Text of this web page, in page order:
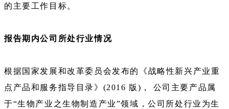
的主要工作目标。
报告期内公司所处行业情况
根据国家发展和改革委员会发布的《战略性新兴产业重
点产品和服务指导目录》(2016 版)， 公司主要产品属
于“生物产业之生物制造产业”领域，公司所处行业为生